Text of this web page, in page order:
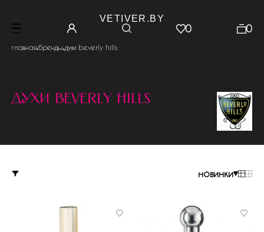
VETIVER.BY
0 0
главная.бренды.духи beverly hills
духи beverly hills
новинки